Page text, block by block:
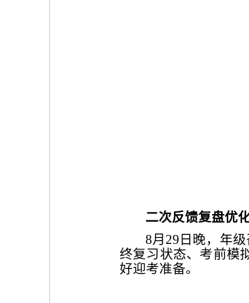
二次反馈复盘优
8月29日晚，年
终复习状态、考前模
好迎考准备。